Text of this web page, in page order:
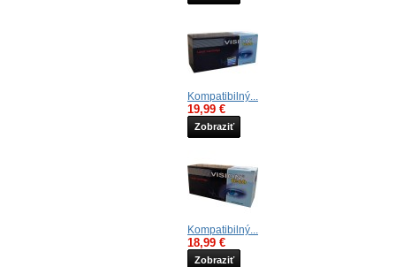
Kompatibilný...
19,99 €
Zobraziť
Kompatibilný...
18,99 €
Zobraziť